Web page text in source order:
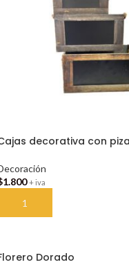
decorativa con
1.800 + iva
AÑADIR AL CARRITO
Dorado